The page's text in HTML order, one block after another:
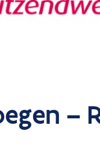
–